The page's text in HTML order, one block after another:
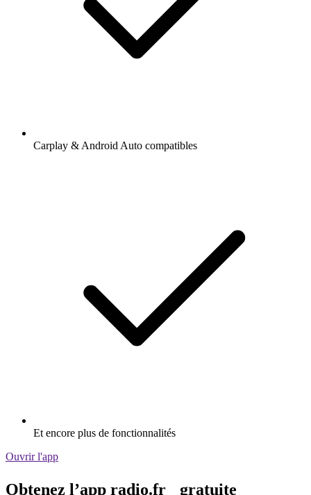
Carplay & Android Auto compatibles
Et encore plus de fonctionnalités
Ouvrir l'app
Obtenez l’app radio.fr gratuite